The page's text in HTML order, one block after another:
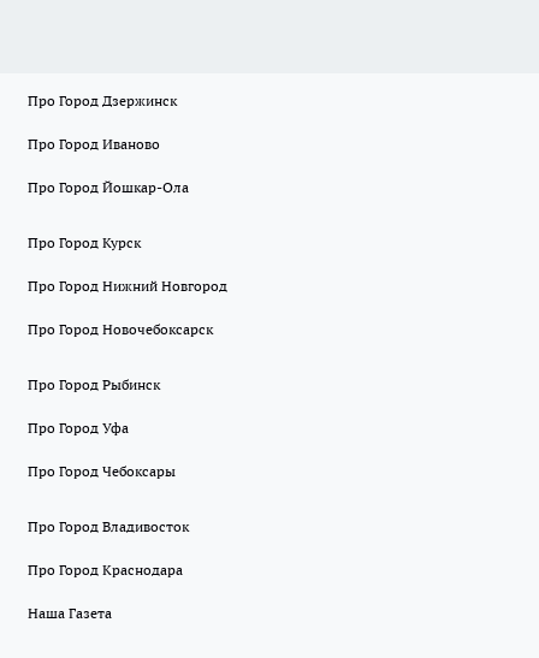
Про Город Дзержинск
Про Город Иваново
Про Город Йошкар-Ола
Про Город Курск
Про Город Нижний Новгород
Про Город Новочебоксарск
Про Город Рыбинск
Про Город Уфа
Про Город Чебоксары
Про Город Владивосток
Про Город Краснодара
Наша Газета